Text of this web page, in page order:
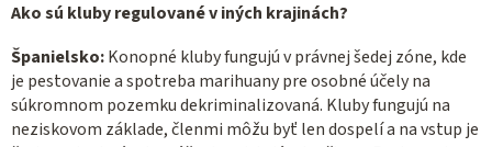
Ako sú kluby regulované v iných krajinách?
Španielsko:Konopné kluby fungujú v právnej šedej zóne, kde
je pestovanie a spotreba marihuany pre osobné účely na
súkromnom pozemku dekriminalizovaná. Kluby fungujú na
neziskovom základe, členmi môžu byť len dospelí a na vstup je